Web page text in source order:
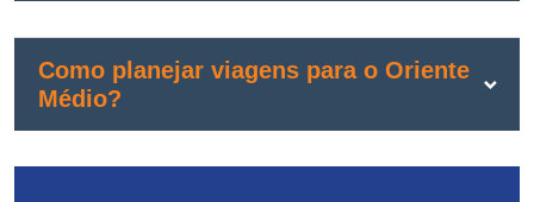
Como planejar viagens para o Oriente
Médio?